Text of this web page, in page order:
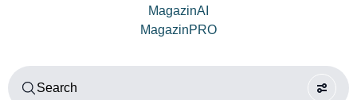
MagazinAI
MagazinPRO
Search